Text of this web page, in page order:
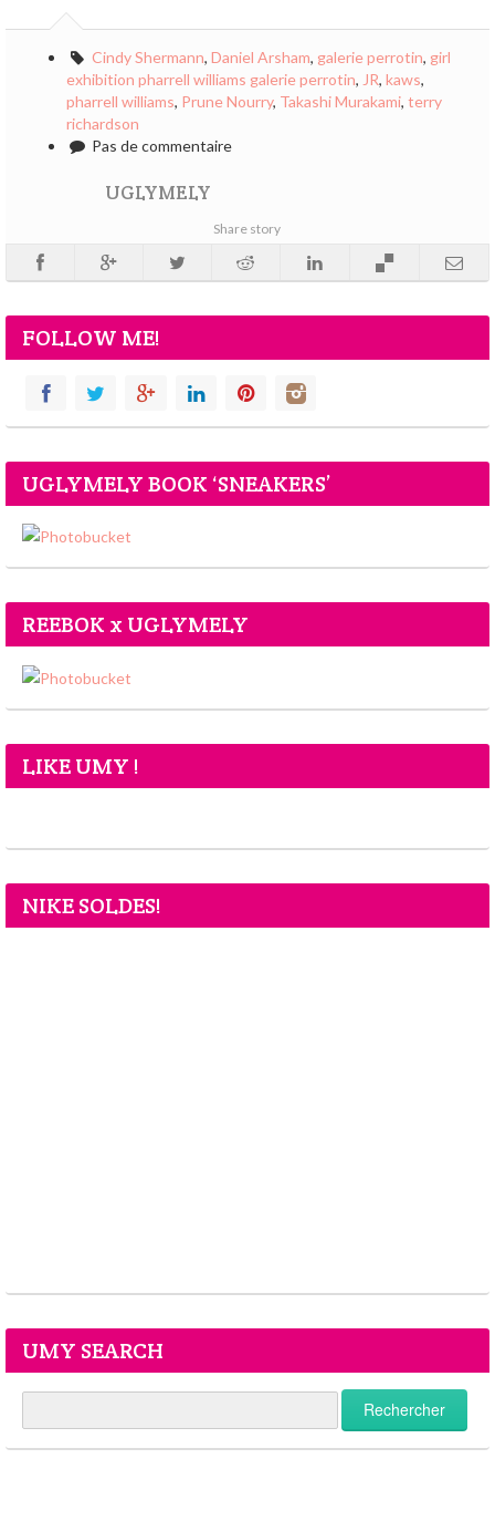
Cindy Shermann, Daniel Arsham, galerie perrotin, girl
exhibition pharrell williams galerie perrotin, JR, kaws,
pharrell williams, Prune Nourry, Takashi Murakami, terry
richardson
Pas de commentaire
UGLYMELY
Share story
FOLLOW ME!
UGLYMELY BOOK ‘SNEAKERS’
REEBOK x UGLYMELY
LIKE UMY !
NIKE SOLDES!
UMY SEARCH